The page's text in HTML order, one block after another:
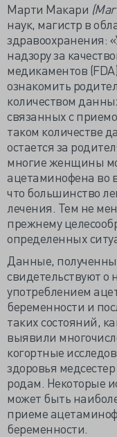
Марти Макари
наук, магистр в
здравоохранения:
надзору за
медикаментов
ознакомить
количеством
связанных с
таком количестве
остается за
многие женщины
ацетаминофена во
что большинство
лечения. Тем не
прежнему
определенных
Данные,
свидетельствуют
употреблением
беременности и
таких состояний,
выявили
когортные
здоровья
родам. Некоторые
может быть
приеме
беременности.